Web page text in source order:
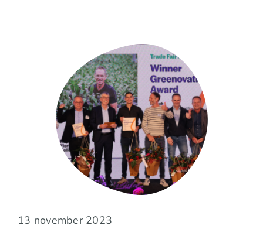
13 november 2023